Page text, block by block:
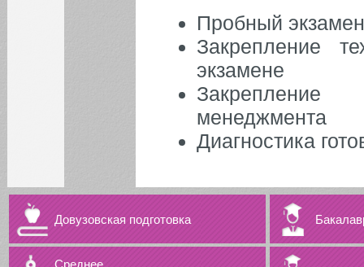
Пробный
Закрепление
экзамене
менеджмента
Диагностика
Довузовская подготовка